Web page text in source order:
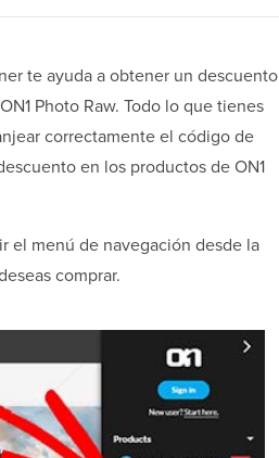
te ayuda a obtener un descuento
Photo Raw. Todo lo que tienes
correctamente el código de
en los productos de ON1
el menú de navegación desde la
comprar.